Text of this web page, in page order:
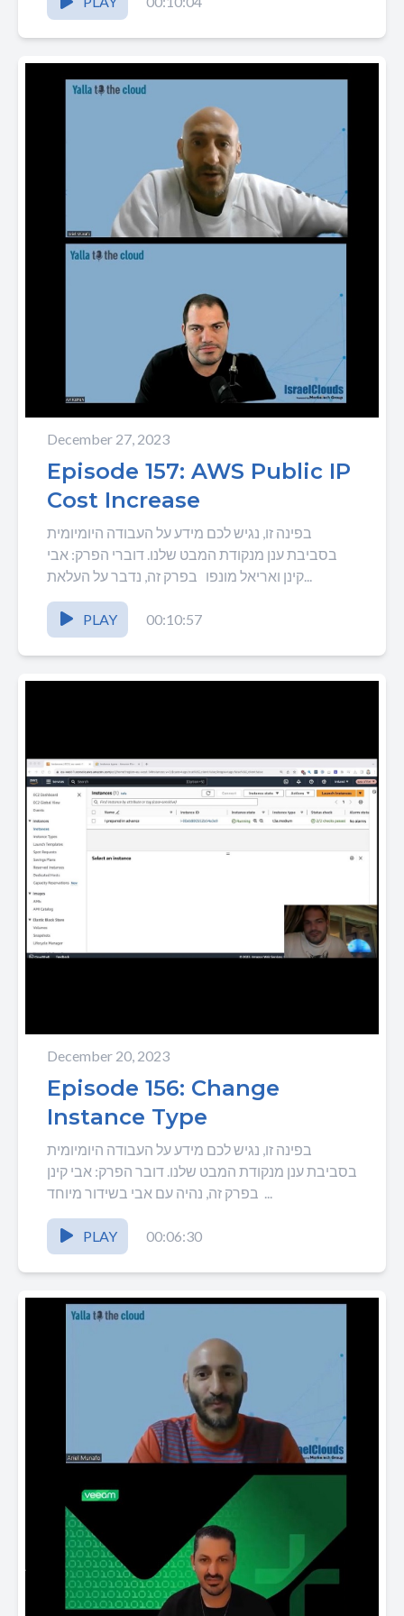
December 27, 2023
Episode 157: AWS Public IP
Cost Increase
בפינה זו, נגיש לכם מידע על העבודה היומיומית
בסביבת ענן מנקודת המבט שלנו. דוברי הפרק: אבי
PLAY 00:10:57
December 20, 2023
Episode 156: Change
Instance Type
בפינה זו, נגיש לכם מידע על העבודה היומיומית
בסביבת ענן מנקודת המבט שלנו. דובר הפרק: אבי קינן
PLAY 00:06:30